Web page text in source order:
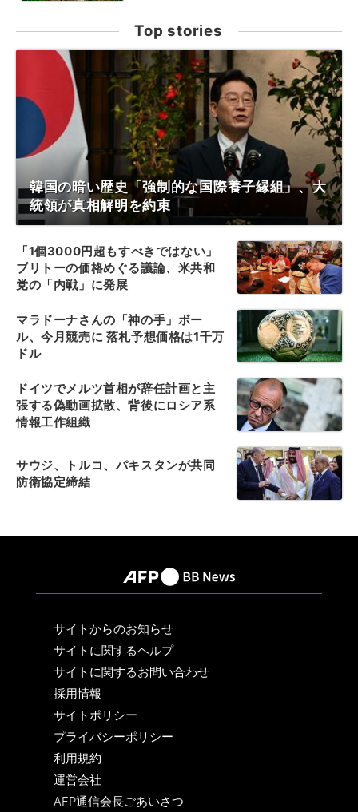
Top stories
韓国の暗い歴史「強制的な国際養子縁組」、大
統領が真相解明を約束
「1個3000円超もすべきではない」
ブリトーの価格めぐる議論、米共和
党の「内戦」に発展
マラドーナさんの「神の手」ボー
ル、今月競売に 落札予想価格は1千万
ドル
ドイツでメルツ首相が辞任計画と主
張する偽動画拡散、背後にロシア系
情報工作組織
サウジ、トルコ、パキスタンが共同
防衛協定締結
サイトからのお知らせ
サイトに関するヘルプ
サイトに関するお問い合わせ
採用情報
サイトポリシー
プライバシーポリシー
利用規約
運営会社
AFP通信会長ごあいさつ